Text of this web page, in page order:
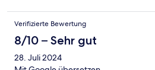
Verifizierte Bewertung
8/10 – Sehr gut
28. Juli 2024